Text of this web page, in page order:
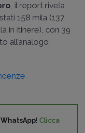
, il report rivela
158 mila (137
in itinere), con 39
all’analogo
WhatsApp! Clicca